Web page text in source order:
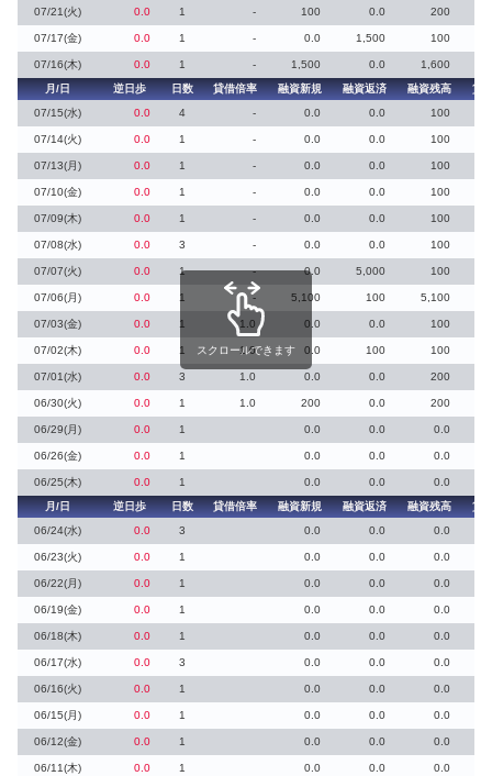
07/21(火) 0.0 1 - 100 0.0 200
07/17(金) 0.0 1 - 0.0 1,500 100
07/16(木) 0.0 1 - 1,500 0.0
1,600
月/日
逆日歩 日数 貸借倍率 融資新規 融資返済 融資残高
貸
07/15(水)
0.0 4 - 0.0 0.0 100
07/14(火) 0.0 1 - 0.0 0.0 100
07/13(月) 0.0 1 - 0.0 0.0 100
07/10(金) 0.0 1 - 0.0 0.0 100
07/09(木) 0.0 1 - 0.0 0.0 100
07/08(水) 0.0 3 - 0.0 0.0 100
07/07(火) 0.0 1 - 0.0 5,000 100
07/06(月) 0.0 1 - 5,100 100 5,100
07/03(金) 0.0 1 1.0 0.0 0.0 100
07/02(木) 0.0 1 1.0 0.0 100 100
07/01(水) 0.0 3 1.0 0.0 0.0 200
06/30(火) 0.0 1 1.0 200 0.0 200
06/29(月) 0.0 1 0.0 0.0 0.0
06/26(金) 0.0 1 0.0 0.0 0.0
06/25(木) 0.0 1 0.0 0.0
0.0
月/日
逆日歩 日数 貸借倍率 融資新規 融資返済 融資残高
貸
06/24(水)
0.0 3 0.0 0.0 0.0
06/23(火) 0.0 1 0.0 0.0 0.0
06/22(月) 0.0 1 0.0 0.0 0.0
06/19(金) 0.0 1 0.0 0.0 0.0
06/18(木) 0.0 1 0.0 0.0 0.0
06/17(水) 0.0 3 0.0 0.0 0.0
06/16(火) 0.0 1 0.0 0.0 0.0
06/15(月) 0.0 1 0.0 0.0 0.0
06/12(金) 0.0 1 0.0 0.0 0.0
06/11(木) 0.0 1 0.0 0.0 0.0
スクロールできます